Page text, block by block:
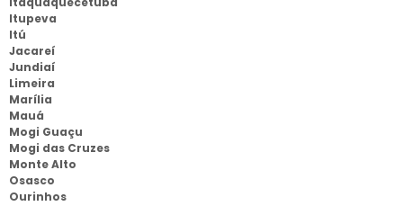
Itupeva
Itú
Jacareí
Jundiaí
Limeira
Marília
Mauá
Mogi Guaçu
Mogi das Cruzes
Monte Alto
Osasco
Ourinhos